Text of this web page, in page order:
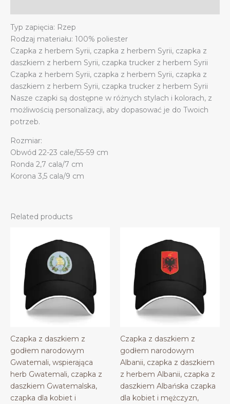
daszkiem
quantity
Typ zapięcia: Rzep
Rodzaj materiału: 100% poliester
Czapka z herbem Syrii, czapka z herbem Syrii, czapka z
daszkiem z herbem Syrii, czapka trucker z herbem Syrii
Czapka z herbem Syrii, czapka z herbem Syrii, czapka z
daszkiem z herbem Syrii, czapka trucker z herbem Syrii
Nasze czapki są dostępne w różnych stylach i kolorach, z
możliwością personalizacji, aby dopasować je do Twoich
potrzeb.
Rozmiar:
Obwód 22-23 cale/55-59 cm
Ronda 2,7 cala/7 cm
Korona 3,5 cala/9 cm
Related products
Czapka z daszkiem z
godłem narodowym
Gwatemali, wspierająca
herb Gwatemali, czapka z
daszkiem Gwatemalska,
czapka dla kobiet i
Czapka z daszkiem z
godłem narodowym
Albanii, czapka z daszkiem
z herbem Albanii, czapka z
daszkiem Albańska czapka
dla kobiet i mężczyzn,